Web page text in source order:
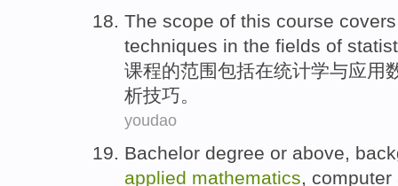
The scope of this course covers
techniques in the fields of
课程的范围包括在统计学与应用
析技巧 。
youdao
Bachelor degree or above,
applied mathematics, computer